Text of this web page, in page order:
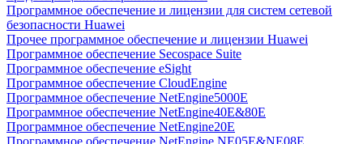
Программное обеспечение и лицензии для систем сетевой
безопасности Huawei
Прочее программное обеспечение и лицензии Huawei
Программное обеспечение Secospace Suite
Программное обеспечение eSight
Программное обеспечение CloudEngine
Программное обеспечение NetEngine5000E
Программное обеспечение NetEngine40E&80E
Программное обеспечение NetEngine20E
Программное обеспечение NetEngine NE05E&NE08E